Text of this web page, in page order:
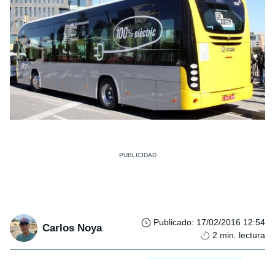
Carlos Noya Publicado: 17/02/2016 12:54
2 min. lectura